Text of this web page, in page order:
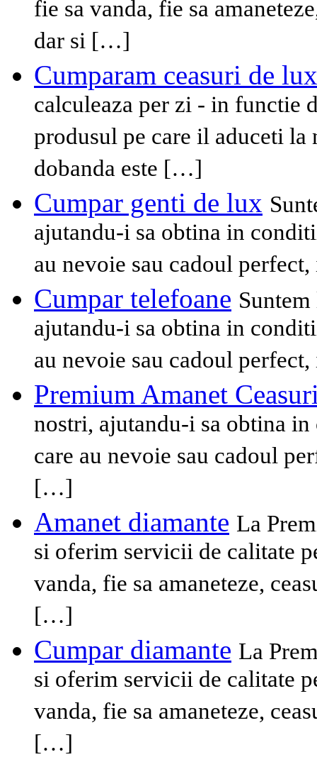
fie sa vanda, fie sa
dar si […]
Cumparam ceasuri de lux
calculeaza per zi - in functie
produsul pe care il aduceti
dobanda este […]
Cumpar genti de lux
ajutandu-i sa obtina in
au nevoie sau cadoul
Cumpar telefoane
ajutandu-i sa obtina in
au nevoie sau cadoul
Premium Amanet
nostri, ajutandu-i sa obtina
care au nevoie sau cadoul
[…]
Amanet diamante La
si oferim servicii de calitate
vanda, fie sa amaneteze,
[…]
Cumpar diamante La
si oferim servicii de calitate
vanda, fie sa amaneteze,
[…]